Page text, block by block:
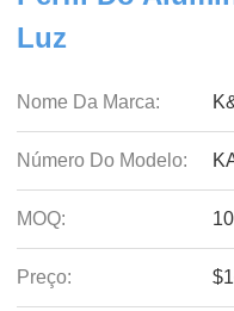
Luz
Nome Da Marca:
Número Do Modelo:
MOQ:
Preço: